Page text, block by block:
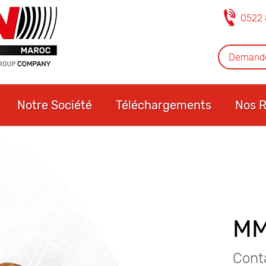
0522
Notre Société Téléchargements Nos